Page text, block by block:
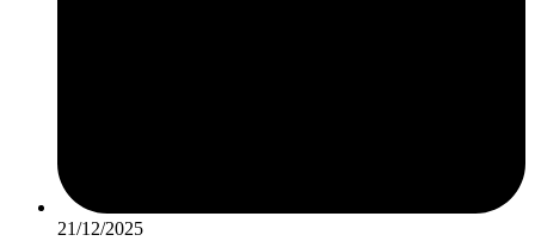
21/12/2025